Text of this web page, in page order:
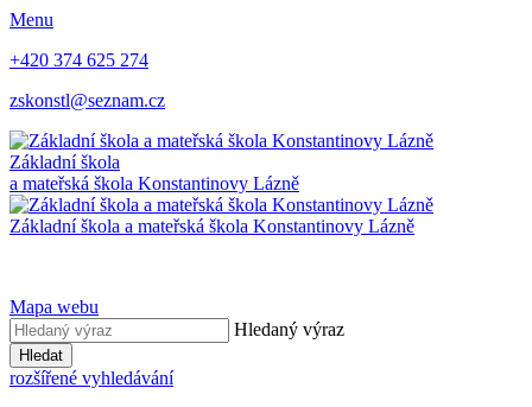
Menu
+420 374 625 274
zskonstl@seznam.cz
Základní škola
a mateřská škola Konstantinovy Lázně
Základní škola a mateřská škola Konstantinovy Lázně
Mapa webu
Hledaný výraz
Hledat
rozšířené vyhledávání